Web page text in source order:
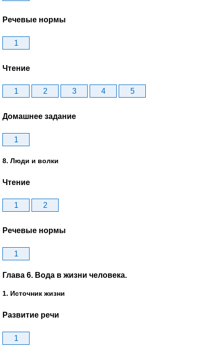
Речевые нормы
1
Чтение
1 2 3 4 5
Домашнее задание
1
8. Люди и волки
Чтение
1 2
Речевые нормы
1
Глава 6. Вода в жизни человека.
1. Источник жизни
Развитие речи
1